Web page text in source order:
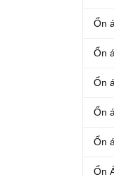
Ổn
Ổn
Ổn
Ổn
Ổn
Ổn